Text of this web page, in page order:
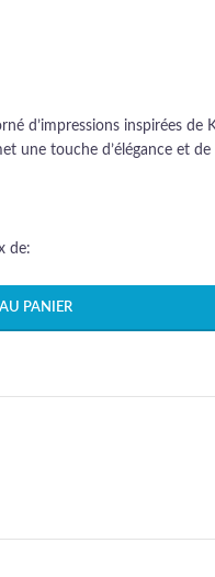
d’impressions inspirées de
une touche d’élégance et
de:
PANIER